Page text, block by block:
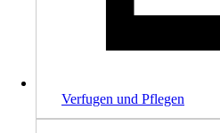
Verfugen und Pflegen